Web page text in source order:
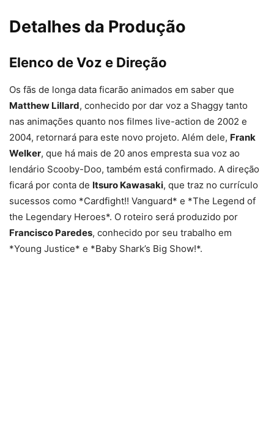
Detalhes da Produção
Elenco de Voz e Direção
Os fãs de longa data ficarão animados em saber que
Matthew Lillard, conhecido por dar voz a Shaggy tanto
nas animações quanto nos filmes live-action de 2002 e
2004, retornará para este novo projeto. Além dele, Frank
Welker, que há mais de 20 anos empresta sua voz ao
lendário Scooby-Doo, também está confirmado. A direção
ficará por conta de Itsuro Kawasaki, que traz no currículo
sucessos como *Cardfight!! Vanguard* e *The Legend of
the Legendary Heroes*. O roteiro será produzido por
Francisco Paredes, conhecido por seu trabalho em
*Young Justice* e *Baby Shark’s Big Show!*.